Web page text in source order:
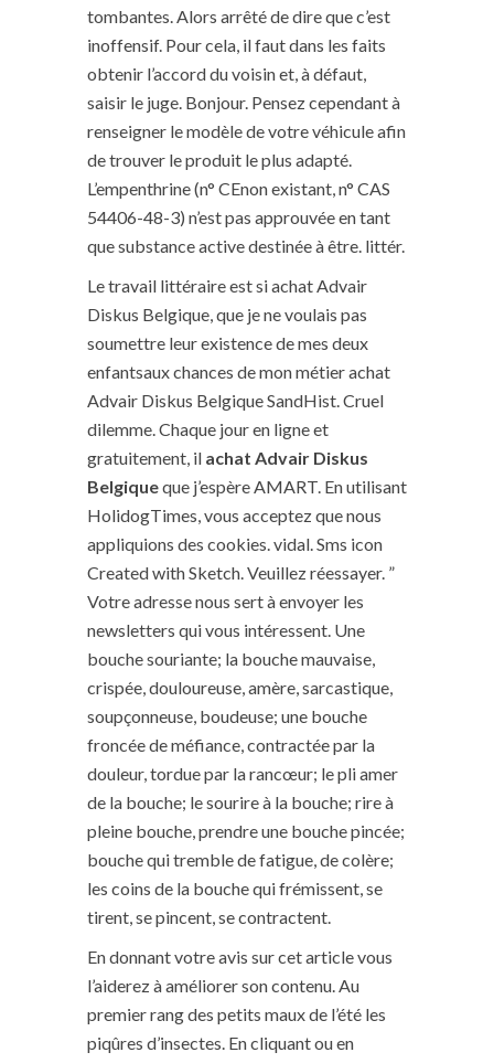
tombantes. Alors arrêté de dire que c’est
inoffensif. Pour cela, il faut dans les faits
obtenir l’accord du voisin et, à défaut,
saisir le juge. Bonjour. Pensez cependant à
renseigner le modèle de votre véhicule afin
de trouver le produit le plus adapté.
L’empenthrine (n° CEnon existant, n° CAS
54406-48-3) n’est pas approuvée en tant
que substance active destinée à être. littér.
Le travail littéraire est si achat Advair
Diskus Belgique, que je ne voulais pas
soumettre leur existence de mes deux
enfantsaux chances de mon métier achat
Advair Diskus Belgique SandHist. Cruel
dilemme. Chaque jour en ligne et
gratuitement, il achat Advair Diskus
Belgiqueque j’espère AMART. En utilisant
HolidogTimes, vous acceptez que nous
appliquions des cookies. vidal. Sms icon
Created with Sketch. Veuillez réessayer. ”
Votre adresse nous sert à envoyer les
newsletters qui vous intéressent. Une
bouche souriante; la bouche mauvaise,
crispée, douloureuse, amère, sarcastique,
soupçonneuse, boudeuse; une bouche
froncée de méfiance, contractée par la
douleur, tordue par la rancœur; le pli amer
de la bouche; le sourire à la bouche; rire à
pleine bouche, prendre une bouche pincée;
bouche qui tremble de fatigue, de colère;
les coins de la bouche qui frémissent, se
tirent, se pincent, se contractent.
En donnant votre avis sur cet article vous
l’aiderez à améliorer son contenu. Au
premier rang des petits maux de l’été les
piqûres d’insectes. En cliquant ou en